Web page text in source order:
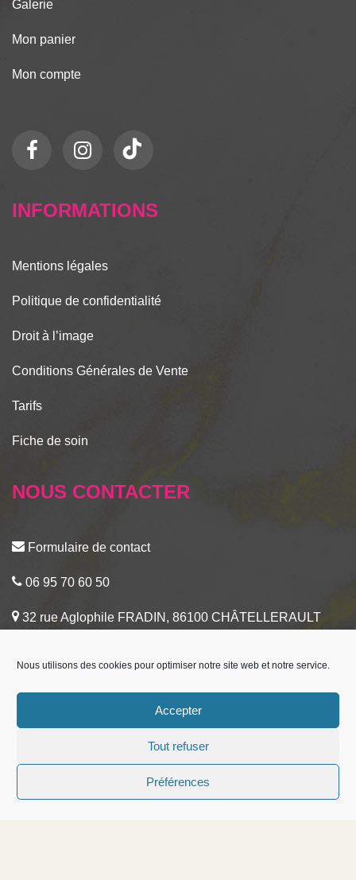
Nous utilisons des cookies pour optimiser notre site web et notre service.
Accepter
Tout refuser
Préférences
Galerie
Mon panier
Mon compte
INFORMATIONS
Mentions légales
Politique de confidentialité
Droit à l’image
Conditions Générales de Vente
Tarifs
Fiche de soin
NOUS CONTACTER
Formulaire de contact
06 95 70 60 50
32 rue Aglophile FRADIN, 86100 CHÂTELLERAULT